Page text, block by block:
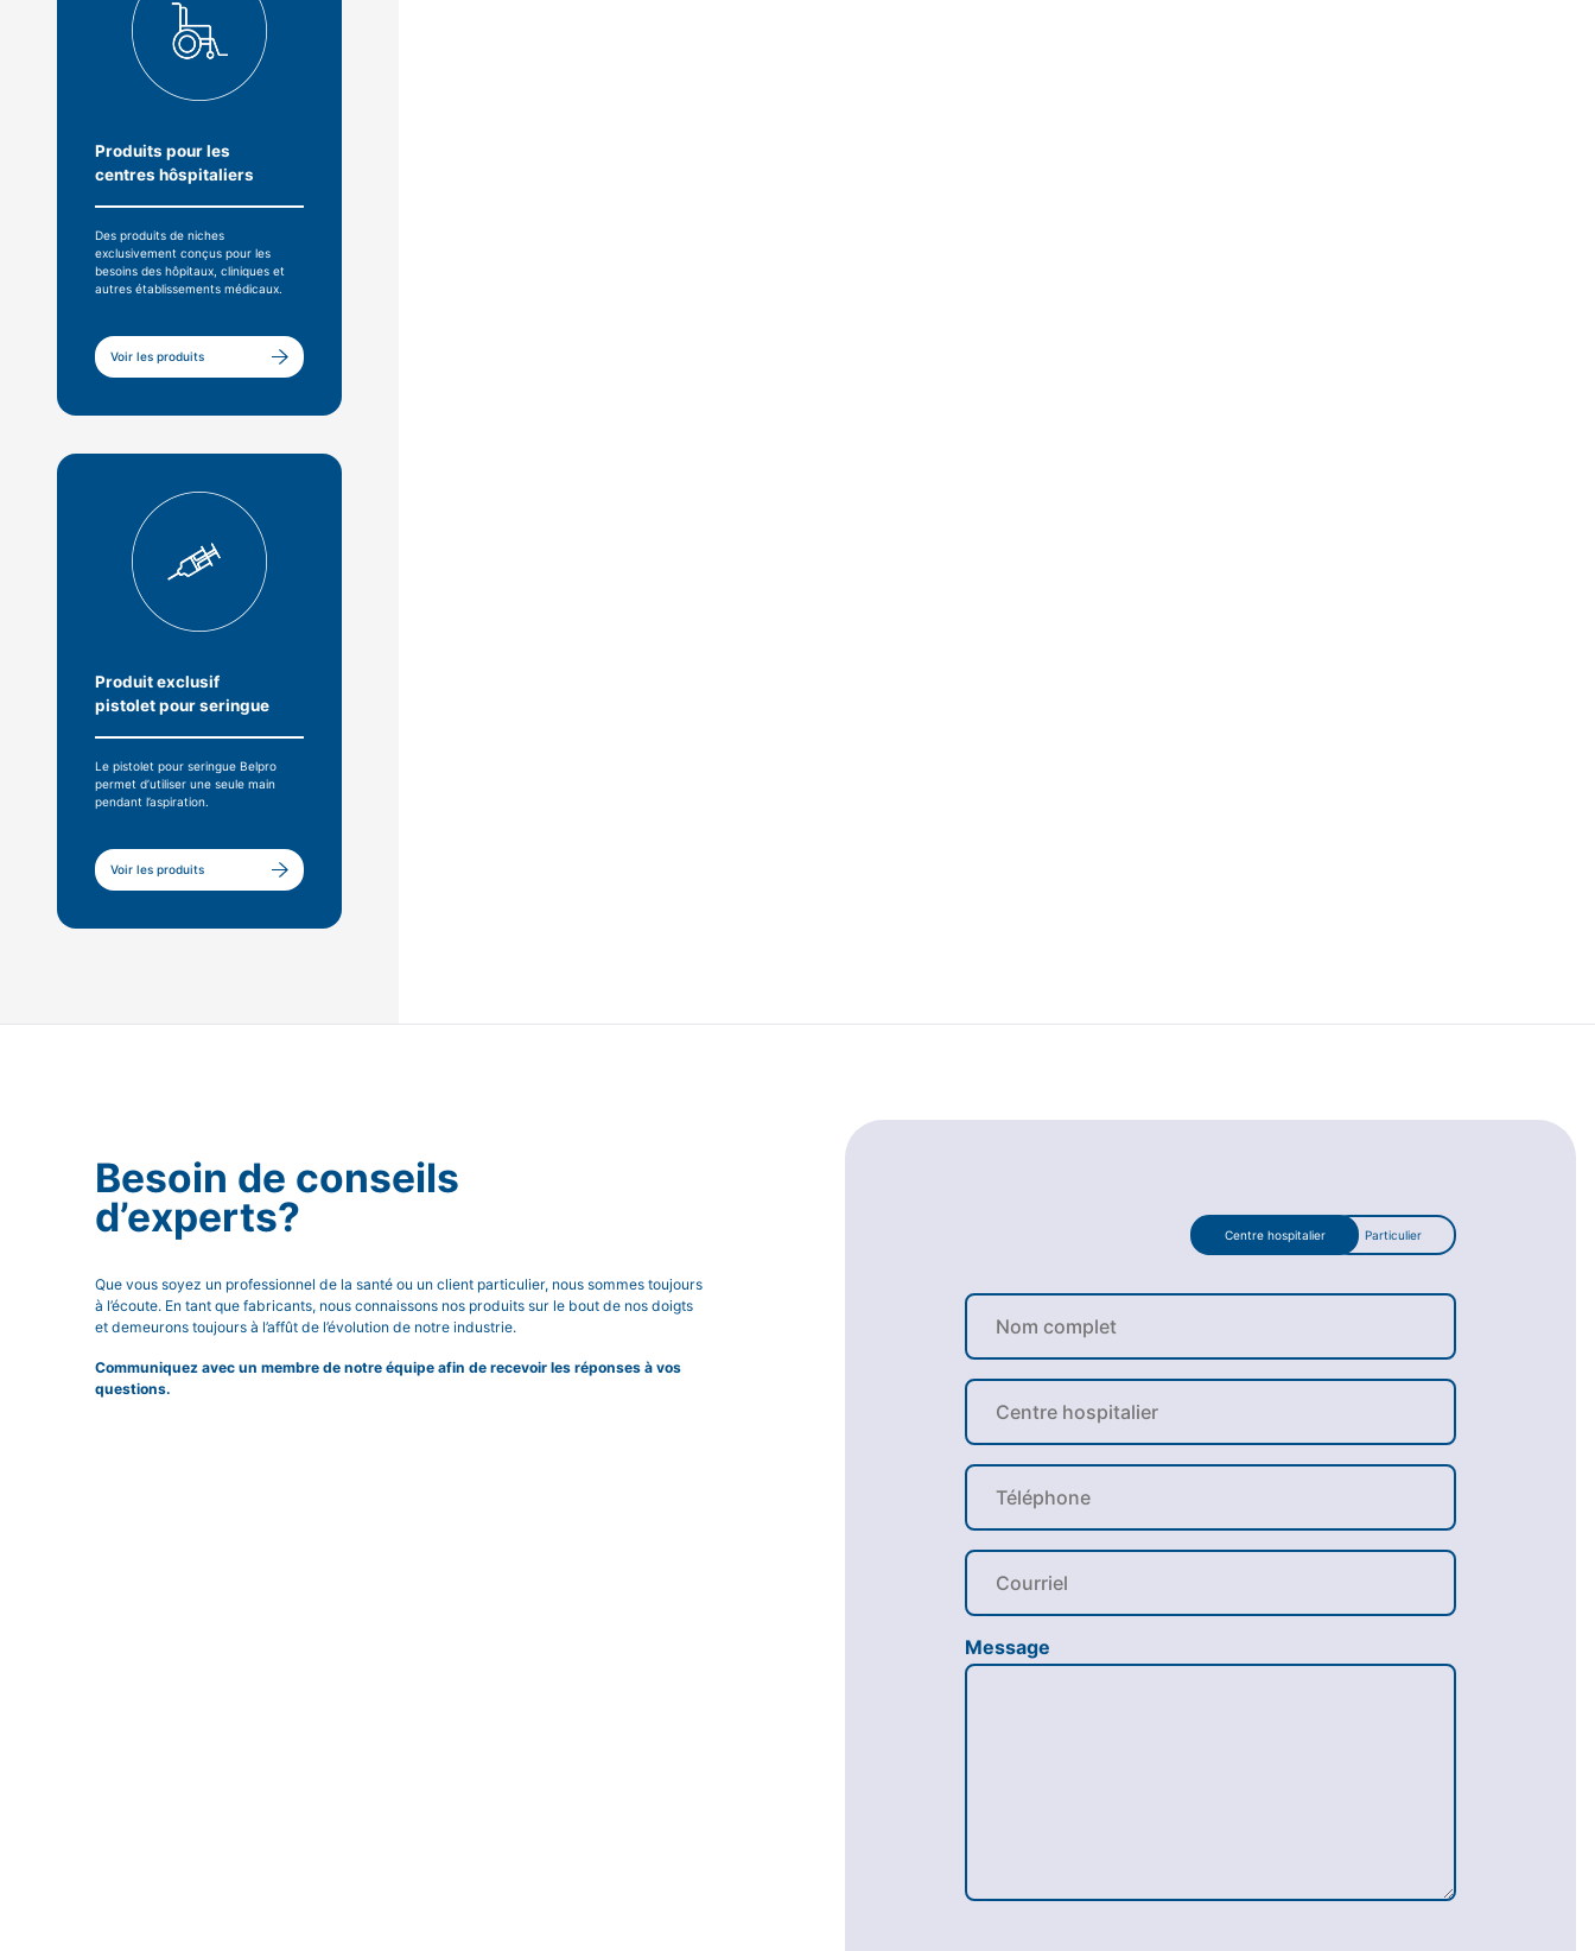
Produits pour les
centres hôspitaliers
Des produits de niches
exclusivement conçus pour les
besoins des hôpitaux, cliniques et
autres établissements médicaux.
Voir les produits
Produit exclusif
pistolet pour seringue
Le pistolet pour seringue Belpro
permet d’utiliser une seule main
pendant l’aspiration.
Voir les produits
Besoin de conseils
d’experts?
Que vous soyez un professionnel de la santé ou un client particulier, nous sommes toujours
à l’écoute. En tant que fabricants, nous connaissons nos produits sur le bout de nos doigts
et demeurons toujours à l’affût de l’évolution de notre industrie.
Communiquez avec un membre de notre équipe afin de recevoir les réponses à vos
questions.
Centre hospitalier Particulier
Message